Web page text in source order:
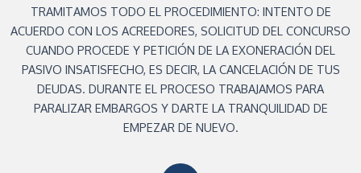
TRAMITAMOS TODO EL PROCEDIMIENTO: INTENTO DE
ACUERDO CON LOS ACREEDORES, SOLICITUD DEL CONCURSO
CUANDO PROCEDE Y PETICIÓN DE LA EXONERACIÓN DEL
PASIVO INSATISFECHO, ES DECIR, LA CANCELACIÓN DE TUS
DEUDAS. DURANTE EL PROCESO TRABAJAMOS PARA
PARALIZAR EMBARGOS Y DARTE LA TRANQUILIDAD DE
EMPEZAR DE NUEVO.